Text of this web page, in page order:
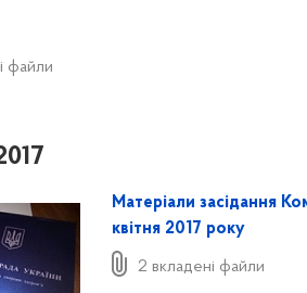
файли
Матеріали засідання
квітня 2017 року
2 вкладені файли